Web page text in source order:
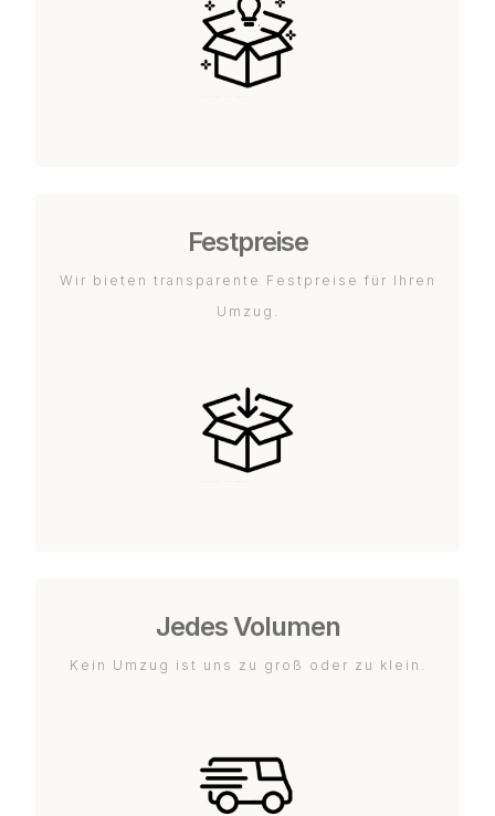
Festpreise
Wir bieten transparente Festpreise für Ihren
Umzug.
Jedes Volumen
Kein Umzug ist uns zu groß oder zu klein.